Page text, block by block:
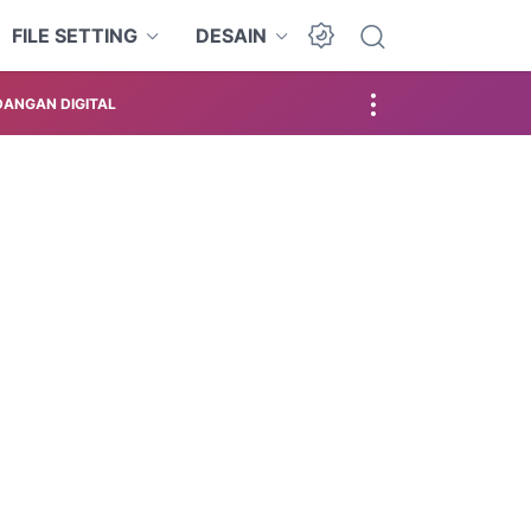
FILE SETTING DESAIN
DIGITAL